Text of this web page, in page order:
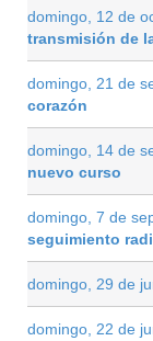
domingo, 12 de
transmisión de
domingo, 21 de
corazón
domingo, 14 de
nuevo curso
domingo, 7 de
seguimiento
domingo, 29 de
domingo, 22 de